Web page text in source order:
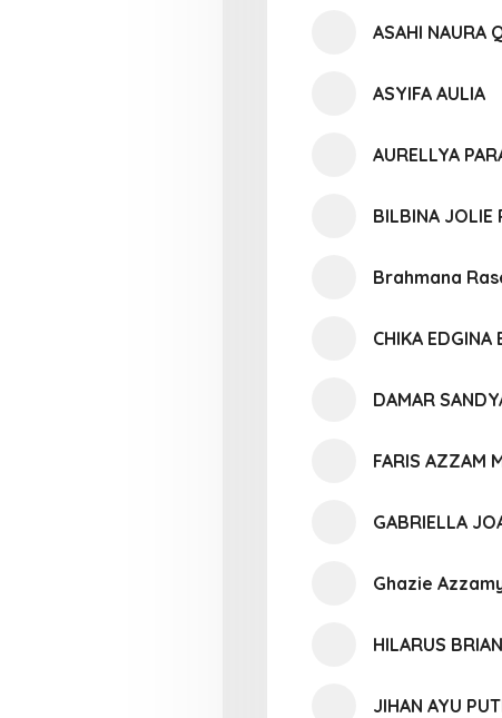
ASAHI NAURA
ASYIFA AULIA
AURELLYA
BILBINA JOLIE
Brahmana
CHIKA EDGINA
DAMAR
FARIS AZZAM
GABRIELLA
Ghazie
HILARUS
JIHAN AYU